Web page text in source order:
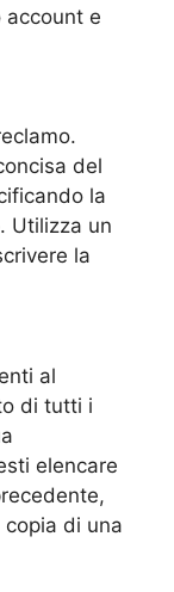
e
del
la
Utilizza un
la
al
di tutti i
elencare
di una